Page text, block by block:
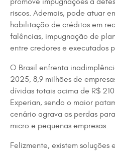
riscos. Ademais, pode atuar
habilitação de créditos em
falências, impugnação de
entre credores e executados
O Brasil enfrenta
2025, 8,9 milhões de
dívidas totais acima de R$
Experian, sendo o maior
cenário agrava as perdas
micro e pequenas empresas.
Felizmente, existem soluções